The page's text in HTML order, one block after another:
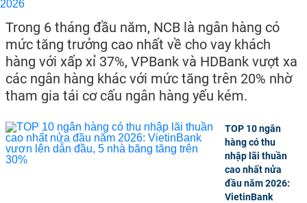
Trong 6 tháng đầu năm, NCB là ngân hàng có
mức tăng trưởng cao nhất về cho vay khách
hàng với xấp xỉ 37%, VPBank và HDBank vượt xa
các ngân hàng khác với mức tăng trên 20% nhờ
tham gia tái cơ cấu ngân hàng yếu kém.
TOP 10 ngân
hàng có thu
nhập lãi thuần
cao nhất nửa
đầu năm 2026:
VietinBank